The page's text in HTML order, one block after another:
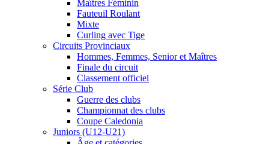
Maîtres Féminin
Fauteuil Roulant
Mixte
Curling avec Tige
Circuits Provinciaux
Hommes, Femmes, Senior et Maîtres
Finale du circuit
Classement officiel
Série Club
Guerre des clubs
Championnat des clubs
Coupe Caledonia
Juniors (U12-U21)